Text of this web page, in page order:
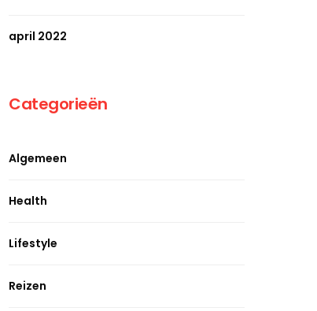
april 2022
Categorieën
Algemeen
Health
Lifestyle
Reizen